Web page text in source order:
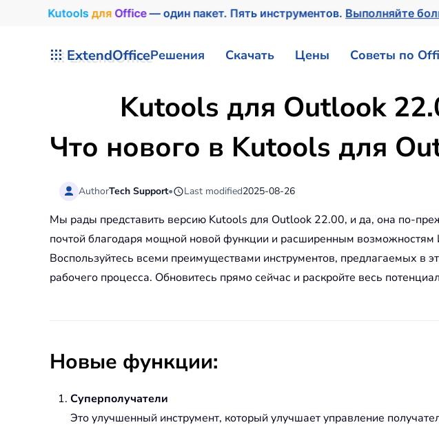
Kutools для Office— один пакет. Пять инструментов.Выполняйте
ExtendOfficeРешения Скачать Цены Советы по
Kutools для Outlook
Что нового в Kutools для
AuthorTech Support• Last modified2025-08-26
Мы рады представить версию Kutools для Outlook 22.00, и да, она по-
почтой благодаря мощной новой функции и расширенным
Воспользуйтесь всеми преимуществами инструментов, предлагаемых в
рабочего процесса. Обновитесь прямо сейчас и раскройте весь
Новые функции:
Суперполучатели
Это улучшенный инструмент, который улучшает управление